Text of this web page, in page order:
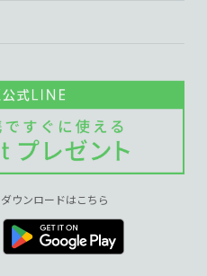
ウンロードはこちら